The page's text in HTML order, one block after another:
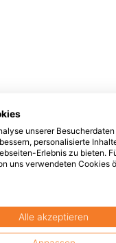
unserer
personalisierte
Erlebnis zu bieten.
uns verwendeten Cookies
Alle akzeptieren